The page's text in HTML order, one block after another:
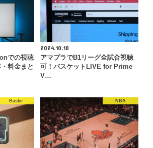
での視聴
料金まと
2024.10.10
アマプラでB1リーグ全試合視聴
可！バスケットLIVE for Prime
V…
Baske NBA